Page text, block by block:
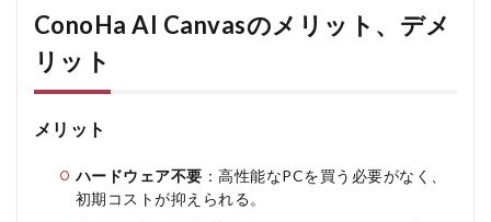
ConoHa AI Canvasのメリット、デメ
リット
メリット
ハードウェア不要 ：高性能なPCを買う必要がなく、
初期コストが抑えられる。